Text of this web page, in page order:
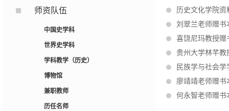
师资队伍
中国史学科
世界史学科
学科教学（历史）
博物馆
兼职教师
历任名师
历史文化学院资
刘翠兰老师赠书
喜饶尼玛教授赠
贵州大学林芊教
民族学与社会
廖靖靖老师赠书
何永智老师赠书